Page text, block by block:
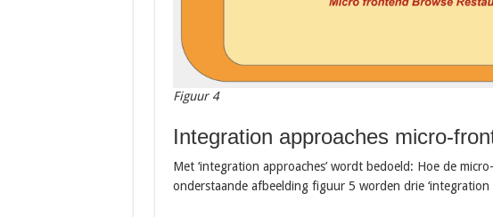
Figuur 4
Integration approaches micro-
Met ‘integration approaches’ wordt bedoeld: Hoe de
onderstaande afbeelding figuur 5 worden drie ‘integration